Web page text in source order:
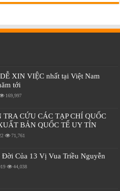
XIN VIỆC nhất tại Việt Nam
tới
169,997
CỨU CÁC TẠP CHÍ QUỐC
BẢN QUỐC TẾ UY TÍN
71,761
Đời Của 13 Vị Vua Triều Nguyễn
44,038